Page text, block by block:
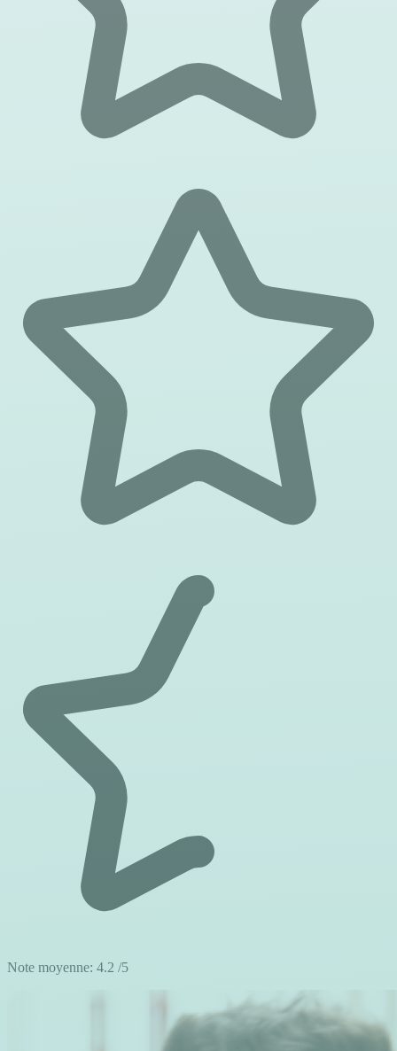
Note moyenne: 4.2 /5